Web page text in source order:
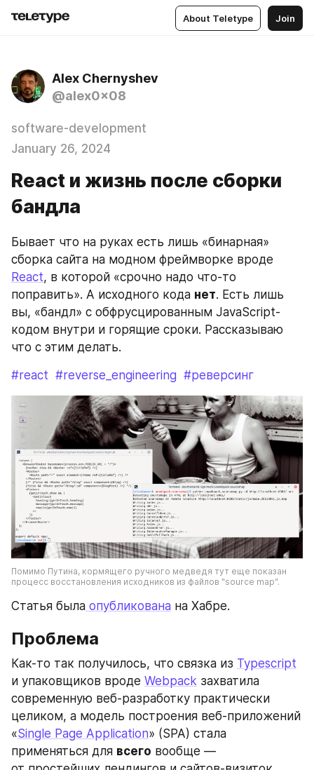
About Teletype Join
Alex Chernyshev
@alex0x08
software-development
January 26, 2024
React и жизнь после сборки
бандла
Бывает что на руках есть лишь «бинарная»
React, в которой «срочно надо что-то
поправить». А исходного кода нет. Есть лишь
вы, «бандл» с обфрусцированным JavaScript-
кодом внутри и горящие сроки. Рассказываю
что с этим делать.
#react #reverse_engineering #реверсинг
Помимо Путина, кормящего ручного медведя тут еще показан
процесс восстановления исходников из файлов "source map".
Статья была опубликована на Хабре.
Проблема
Как-то так получилось, что связка из Typescript
и упаковщиков вроде Webpack захватила
современную веб-разработку практически
целиком, а модель построения веб-приложений
«Single Page Application» (SPA) стала
применяться для всего вообще —